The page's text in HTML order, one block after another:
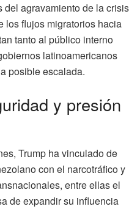
agravamiento de la crisis
los flujos migratorios hacia
tanto al público interno
latinoamericanos
posible escalada.
y presión
Trump ha vinculado de
con el narcotráfico y
entre ellas el
de expandir su influencia